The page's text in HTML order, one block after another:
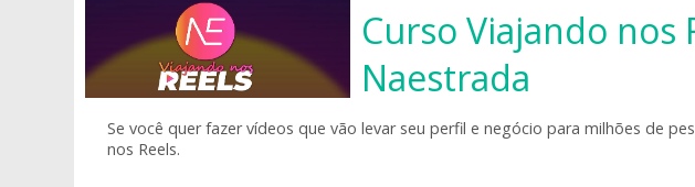
Curso Viajando nos
Naestrada
Se você quer fazer vídeos que vão levar seu perfil e negócio para milhões de
nos Reels.